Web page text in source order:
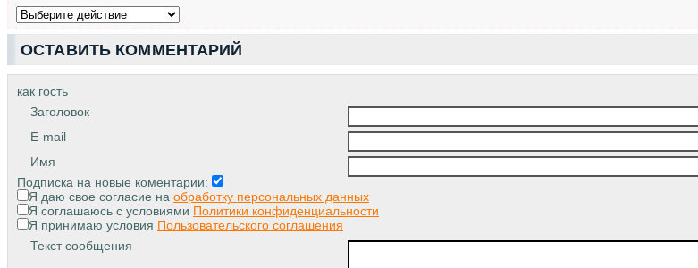
ОСТАВИТЬ КОММЕНТАРИЙ
как гость
Заголовок
E-mail
Имя
Подписка на новые коментарии:
Я даю свое согласие на обработку персональных данных
Я соглашаюсь с условиями Политики конфиденциальности
Я принимаю условия Пользовательского соглашения
Текст сообщения